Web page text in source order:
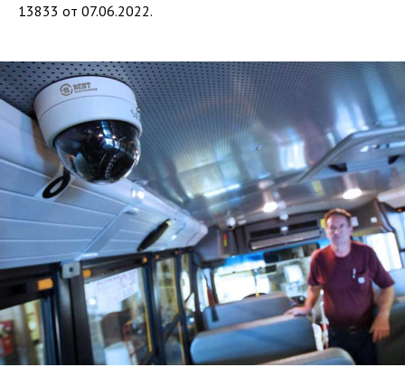
13833 от 07.06.2022.